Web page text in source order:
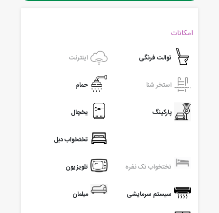
امکانات
توالت فرنگی اینترنت
استخر شنا حمام
پارکینگ یخچال
تختخواب دبل
تختخواب تک نفره تلویزیون
سیستم سرمایشی مبلمان